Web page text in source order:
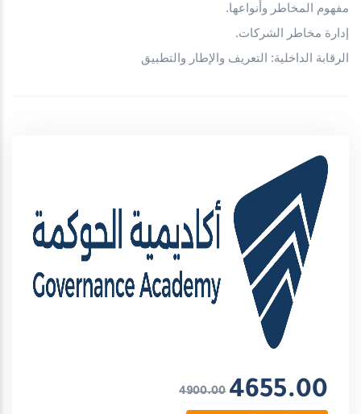
مفهوم المخاطر وأنواعها.
إدارة مخاطر الشركات.
الرقابة الداخلية: التعريف والإطار والتطبيق
4655.00
4900.00